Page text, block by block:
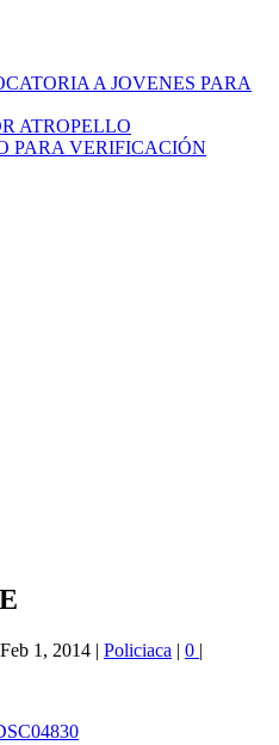
A JOVENES PARA
ATROPELLO
PARA VERIFICACIÓN
Feb 1, 2014 | Policiaca | 0 |